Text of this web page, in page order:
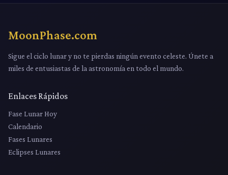
MoonPhase.com
Sigue el ciclo lunar y no te pierdas ningún evento celeste. Únete a
miles de entusiastas de la astronomía en todo el mundo.
Enlaces Rápidos
Fase Lunar Hoy
Calendario
Fases Lunares
Eclipses Lunares